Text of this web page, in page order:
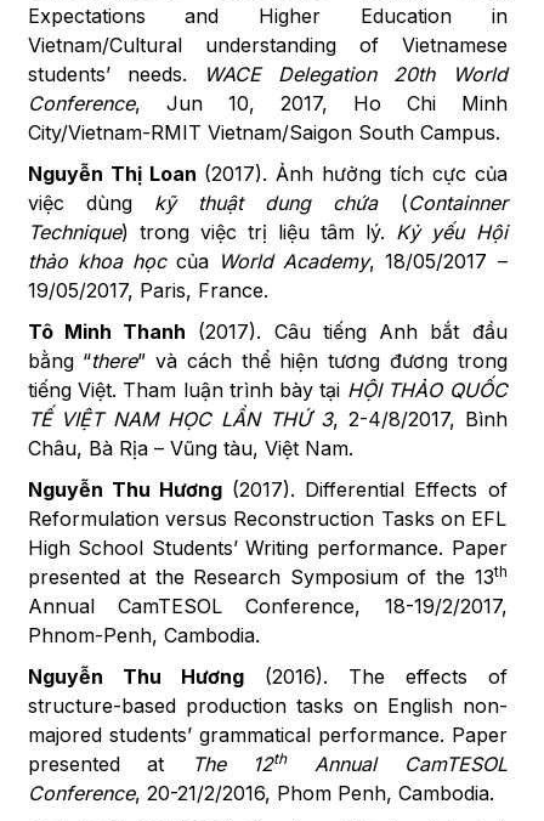
Expectations and Higher Education in
Vietnam/Cultural understanding of Vietnamese
students’ needs.
WACE Delegation 20th World
Conference, Jun 10, 2017, Ho Chi Minh
City/Vietnam-RMIT Vietnam/Saigon South Campus.
Nguyễn ThịLoan (2017). Ảnh hưởng tích cực của
việc dùng kỹ thuật dung chứa (Containner
Technique) trong việc trị liệu tâm lý. Kỷ yếu Hội
thảo khoa họccủa World Academy, 18/05/2017 –
19/05/2017, Paris, France.
Tô Minh Thanh (2017). Câu tiếng Anh bắt đầu
bằng “there” và cách thể hiện tương đương trong
tiếng Việt. Tham luận trình bày tại HỘI THẢO QUỐC
TẾ VIỆT NAM HỌC LẦN THỨ 3, 2-4/8/2017, Bình
Châu, Bà Rịa – Vũng tàu, Việt Nam.
Nguyễn Thu Hương(2017). Differential Effects of
Reformulation versus Reconstruction Tasks on EFL
High School Students’ Writing performance. Paper
presented at the Research Symposium of the 13th
Annual CamTESOL Conference, 18-19/2/2017,
Phnom-Penh, Cambodia.
Nguyễn Thu Hương(2016). The effects of
structure-based production tasks on English non-
majored students’ grammatical performance. Paper
presented at
The 12thAnnual CamTESOL
Conference, 20-21/2/2016, Phom Penh, Cambodia.